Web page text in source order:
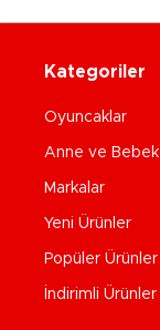
Kategoriler
Oyuncaklar
Anne ve Bebek
Markalar
Yeni Ürünler
Popüler Ürünler
İndirimli Ürünler